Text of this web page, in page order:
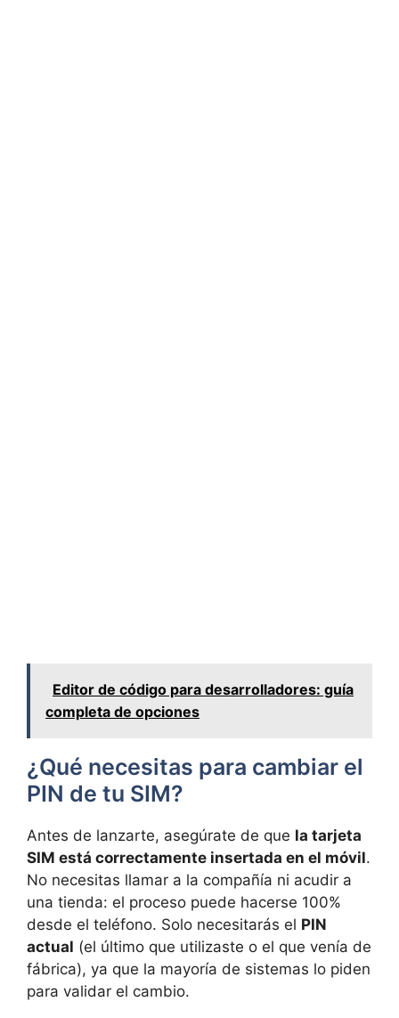
Editor de código para desarrolladores: guía
completa de opciones
¿Qué necesitas para cambiar el
PIN de tu SIM?
Antes de lanzarte, asegúrate de que la tarjeta
SIM está correctamente insertada en el móvil.
No necesitas llamar a la compañía ni acudir a
una tienda: el proceso puede hacerse 100%
desde el teléfono. Solo necesitarás el PIN
actual (el último que utilizaste o el que venía de
fábrica), ya que la mayoría de sistemas lo piden
para validar el cambio.